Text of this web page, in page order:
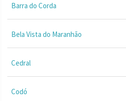
Barra do Corda
Bela Vista do Maranhão
Cedral
Codó